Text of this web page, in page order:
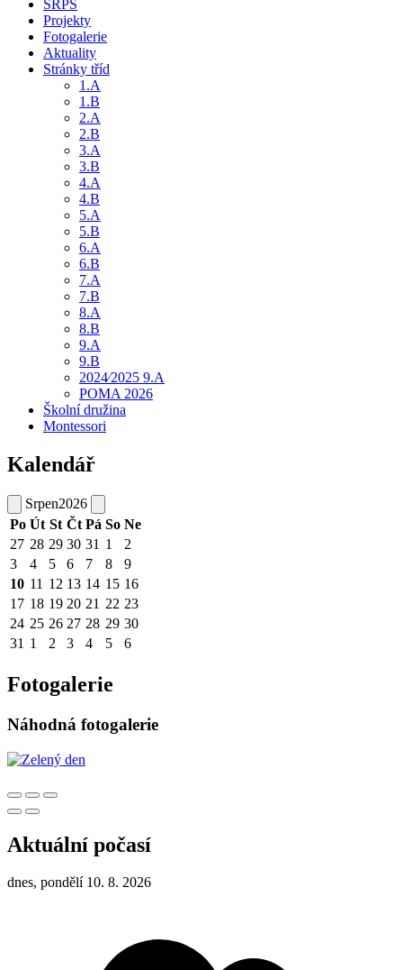
SRPŠ
Projekty
Fotogalerie
Aktuality
Stránky tříd
1.A
1.B
2.A
2.B
3.A
3.B
4.A
4.B
5.A
5.B
6.A
6.B
7.A
7.B
8.A
8.B
9.A
9.B
2024⁄2025 9.A
POMA 2026
Školní družina
Montessori
Kalendář
Srpen2026
Po Út St Čt Pá So Ne
27 28 29 30 31 1
2
3
4 5 6 7 8
9
10 11 12 13 14 15 16
17 18 19 20 21 22 23
24 25 26 27 28 29 30
31 1 2 3 4 5 6
Fotogalerie
Náhodná fotogalerie
Aktuální počasí
dnes, pondělí 10. 8. 2026